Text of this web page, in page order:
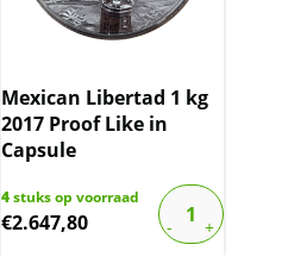
Mexican Libertad 1 kg
2017 Proof Like in
Capsule
4stuks op voorraad
€2.647,80